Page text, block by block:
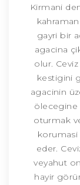
Kirmani
gayri bir
agacina
olur.
kestigini
agacinin
ölecegine
oturmak
korumasi
eder.
veyahut
hayir